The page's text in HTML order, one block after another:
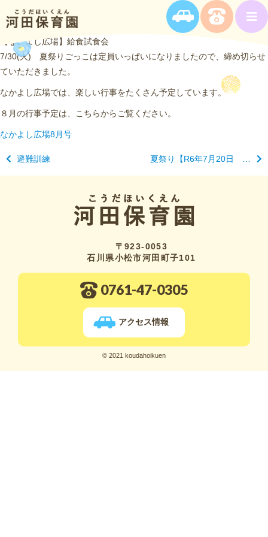
【なかよし広場】給食試食会
7/30(火) 夏祭りごっこは定員いっぱいになりましたので、締め切らせ
ていただきました。
なかよし広場では、楽しい行事をたくさん予定しています。
８月の行事予定は、こちらからご覧ください。
なかよし広場8月号
避難訓練
〒923-0053
石川県小松市河田町子101
0761-47-0305
アクセス情報
© 2021 koudahoikuen